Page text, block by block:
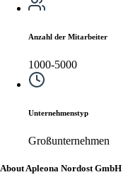
Anzahl der Mitarbeiter
1000-5000
Unternehmenstyp
Großunternehmen
About Apleona Nordost GmbH